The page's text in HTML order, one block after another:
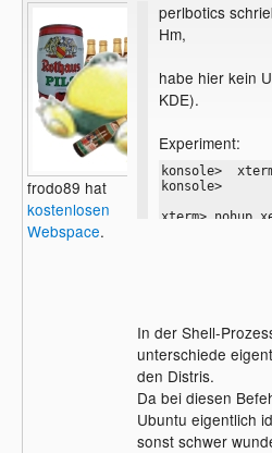
frodo89 hat
kostenlosen
Webspace.
perlbotics
Hm,
habe hier kein
KDE).
Experiment:
konsole>
konsole>
xterm> nohup
Rätselhaft...
Vielleicht ein
In der Shell-
unterschiede
den Distris.
Da bei diesen
Ubuntu eigentlich
sonst schwer